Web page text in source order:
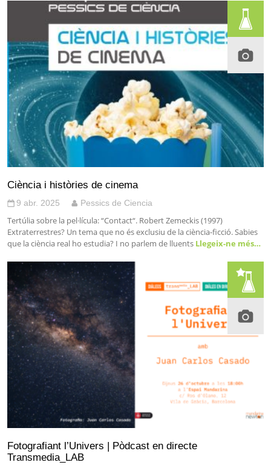
Ciència i històries de cinema
9 abr. 2025 Pessics de Ciencia
Tertúlia sobre la pel·lícula: “Contact“. Robert Zemeckis (1997)
Extraterrestres? Un tema que no és exclusiu de la ciència-ficció. Sabies
que la ciència real ho estudia? I no parlem de lluents Llegeix-ne més…
Fotografiant l’Univers | Pòdcast en directe
Transmedia_LAB